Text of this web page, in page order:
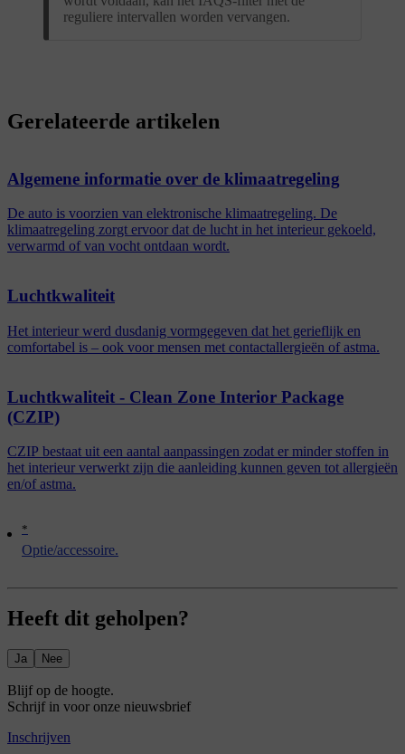
reguliere intervallen worden vervangen.
*
Optie/accessoire.
Gerelateerde artikelen
Algemene informatie over de klimaatregeling
De auto is voorzien van elektronische klimaatregeling. De
klimaatregeling zorgt ervoor dat de lucht in het interieur gekoeld,
verwarmd of van vocht ontdaan wordt.
Luchtkwaliteit
Het interieur werd dusdanig vormgegeven dat het gerieflijk en
comfortabel is – ook voor mensen met contactallergieën of astma.
Luchtkwaliteit - Clean Zone Interior Package
(CZIP)
CZIP bestaat uit een aantal aanpassingen zodat er minder stoffen in
het interieur verwerkt zijn die aanleiding kunnen geven tot allergieën
en/of astma.
Heeft dit geholpen?
Ja Nee